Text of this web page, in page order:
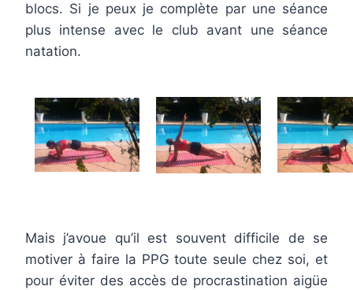
blocs. Si je peux je complète par une séance
plus intense avec le club avant une séance
natation.
Mais j’avoue qu’il est souvent difficile de se
motiver à faire la PPG toute seule chez soi, et
pour éviter des accès de procrastination aigüe